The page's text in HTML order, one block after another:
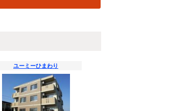
ユーミーひまわり